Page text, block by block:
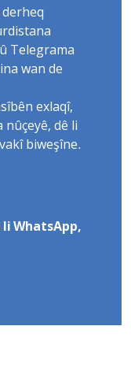
Telegrama
wan de
exlaqî,
dê li
biweşîne.
WhatsApp,